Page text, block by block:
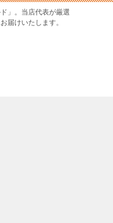
」。当店代表が厳選
届けいたします。